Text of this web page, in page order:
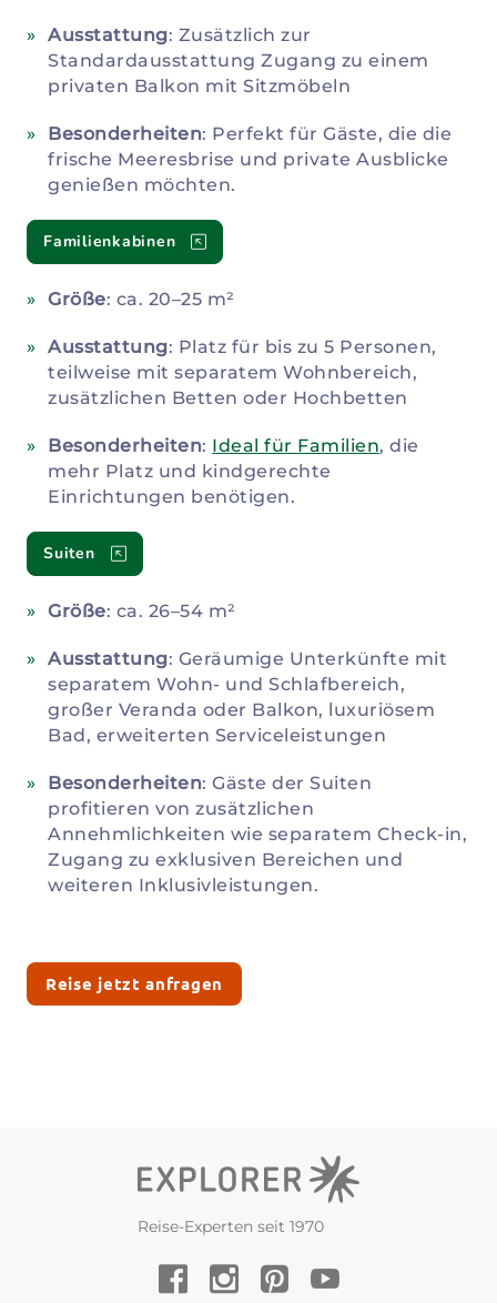
Ausstattung: Zusätzlich zur
Standardausstattung Zugang zu einem
privaten Balkon mit Sitzmöbeln
Besonderheiten: Perfekt für Gäste, die die
frische Meeresbrise und private Ausblicke
genießen möchten.
Familienkabinen
Größe: ca. 20–25 m²
Ausstattung: Platz für bis zu 5 Personen,
teilweise mit separatem Wohnbereich,
zusätzlichen Betten oder Hochbetten
Besonderheiten: Ideal für Familien, die
mehr Platz und kindgerechte
Einrichtungen benötigen.
Suiten
Größe: ca. 26–54 m²
Ausstattung: Geräumige Unterkünfte mit
separatem Wohn- und Schlafbereich,
großer Veranda oder Balkon, luxuriösem
Bad, erweiterten Serviceleistungen
Besonderheiten: Gäste der Suiten
profitieren von zusätzlichen
Annehmlichkeiten wie separatem Check-in,
Zugang zu exklusiven Bereichen und
weiteren Inklusivleistungen.
Reise jetzt anfragen
Reise-Experten seit 1970